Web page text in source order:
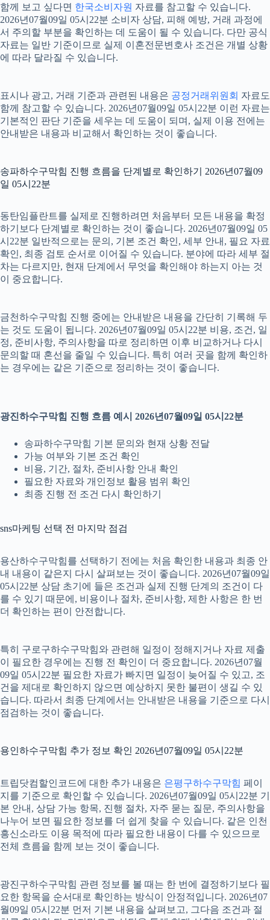
함께 보고 싶다면 한국소비자원 자료를 참고할 수 있습니다.
2026년07월09일 05시22분 소비자 상담, 피해 예방, 거래 과정에
서 주의할 부분을 확인하는 데 도움이 될 수 있습니다. 다만 공식
자료는 일반 기준이므로 실제 이혼전문변호사 조건은 개별 상황
에 따라 달라질 수 있습니다.
표시나 광고, 거래 기준과 관련된 내용은 공정거래위원회 자료도
함께 참고할 수 있습니다. 2026년07월09일 05시22분 이런 자료는
기본적인 판단 기준을 세우는 데 도움이 되며, 실제 이용 전에는
안내받은 내용과 비교해서 확인하는 것이 좋습니다.
송파하수구막힘 진행 흐름을 단계별로 확인하기 2026년07월09
일 05시22분
동탄임플란트를 실제로 진행하려면 처음부터 모든 내용을 확정
하기보다 단계별로 확인하는 것이 좋습니다. 2026년07월09일 05
시22분 일반적으로는 문의, 기본 조건 확인, 세부 안내, 필요 자료
확인, 최종 검토 순서로 이어질 수 있습니다. 분야에 따라 세부 절
차는 다르지만, 현재 단계에서 무엇을 확인해야 하는지 아는 것
이 중요합니다.
금천하수구막힘 진행 중에는 안내받은 내용을 간단히 기록해 두
는 것도 도움이 됩니다. 2026년07월09일 05시22분 비용, 조건, 일
정, 준비사항, 주의사항을 따로 정리하면 이후 비교하거나 다시
문의할 때 혼선을 줄일 수 있습니다. 특히 여러 곳을 함께 확인하
는 경우에는 같은 기준으로 정리하는 것이 좋습니다.
광진하수구막힘 진행 흐름 예시 2026년07월09일 05시22분
송파하수구막힘 기본 문의와 현재 상황 전달
가능 여부와 기본 조건 확인
비용, 기간, 절차, 준비사항 안내 확인
필요한 자료와 개인정보 활용 범위 확인
최종 진행 전 조건 다시 확인하기
sns마케팅 선택 전 마지막 점검
용산하수구막힘를 선택하기 전에는 처음 확인한 내용과 최종 안
내 내용이 같은지 다시 살펴보는 것이 좋습니다. 2026년07월09일
05시22분 상담 초기에 들은 조건과 실제 진행 단계의 조건이 다
를 수 있기 때문에, 비용이나 절차, 준비사항, 제한 사항은 한 번
더 확인하는 편이 안전합니다.
특히 구로구하수구막힘와 관련해 일정이 정해지거나 자료 제출
이 필요한 경우에는 진행 전 확인이 더 중요합니다. 2026년07월
09일 05시22분 필요한 자료가 빠지면 일정이 늦어질 수 있고, 조
건을 제대로 확인하지 않으면 예상하지 못한 불편이 생길 수 있
습니다. 따라서 최종 단계에서는 안내받은 내용을 기준으로 다시
점검하는 것이 좋습니다.
용인하수구막힘 추가 정보 확인 2026년07월09일 05시22분
트립닷컴할인코드에 대한 추가 내용은 은평구하수구막힘 페이
지를 기준으로 확인할 수 있습니다. 2026년07월09일 05시22분 기
본 안내, 상담 가능 항목, 진행 절차, 자주 묻는 질문, 주의사항을
나누어 보면 필요한 정보를 더 쉽게 찾을 수 있습니다. 같은 인천
흥신소라도 이용 목적에 따라 필요한 내용이 다를 수 있으므로
전체 흐름을 함께 보는 것이 좋습니다.
광진구하수구막힘 관련 정보를 볼 때는 한 번에 결정하기보다 필
요한 항목을 순서대로 확인하는 방식이 안정적입니다. 2026년07
월09일 05시22분 먼저 기본 내용을 살펴보고, 그다음 조건과 절